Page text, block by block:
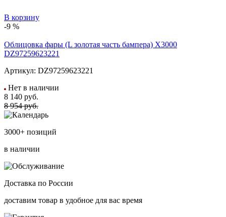
В корзину
-9 %
Облицовка фары (L золотая часть бампера) X3000
DZ97259623221
Артикул: DZ97259623221
Нет в наличии
8 140 руб.
8 954 руб.
3000+ позиций
в наличии
Доставка по России
доставим товар в удобное для вас время